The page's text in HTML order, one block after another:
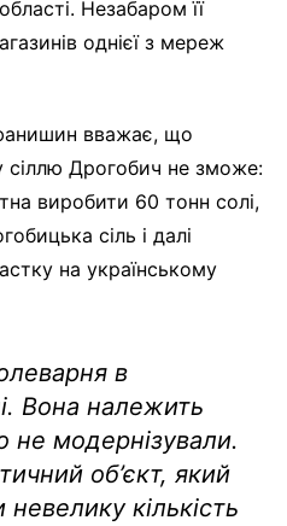
Незабаром її
однієї з мереж
вважає, що
сіллю Дрогобич не зможе:
виробити 60 тонн солі,
сіль і далі
на українському
в
Вона належить
не модернізували.
об’єкт, який
кількість